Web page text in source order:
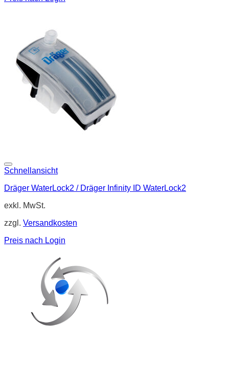
Schnellansicht
Dräger WaterLock2 / Dräger Infinity ID WaterLock2
exkl. MwSt.
zzgl. Versandkosten
Preis nach Login